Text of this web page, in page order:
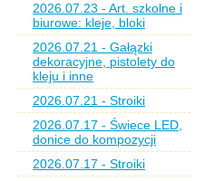
2026.07.23 - Art. szkolne i
biurowe: kleje, bloki
2026.07.21 - Gałązki
dekoracyjne, pistolety do
kleju i inne
2026.07.21 - Stroiki
2026.07.17 - Świece LED,
donice do kompozycji
2026.07.17 - Stroiki